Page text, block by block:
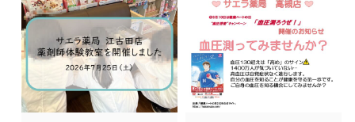
（かんびとうか）』
新発売のお知らせ